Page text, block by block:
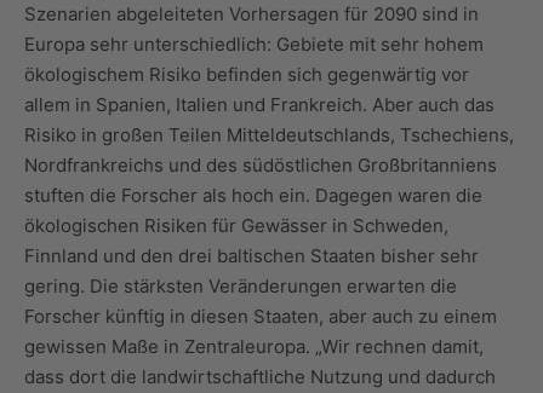
Szenarien abgeleiteten Vorhersagen für 2090 sind in
Europa sehr unterschiedlich: Gebiete mit sehr hohem
ökologischem Risiko befinden sich gegenwärtig vor
allem in Spanien, Italien und Frankreich. Aber auch das
Risiko in großen Teilen Mitteldeutschlands, Tschechiens,
Nordfrankreichs und des südöstlichen Großbritanniens
stuften die Forscher als hoch ein. Dagegen waren die
ökologischen Risiken für Gewässer in Schweden,
Finnland und den drei baltischen Staaten bisher sehr
gering. Die stärksten Veränderungen erwarten die
Forscher künftig in diesen Staaten, aber auch zu einem
gewissen Maße in Zentraleuropa. „Wir rechnen damit,
dass dort die landwirtschaftliche Nutzung und dadurch